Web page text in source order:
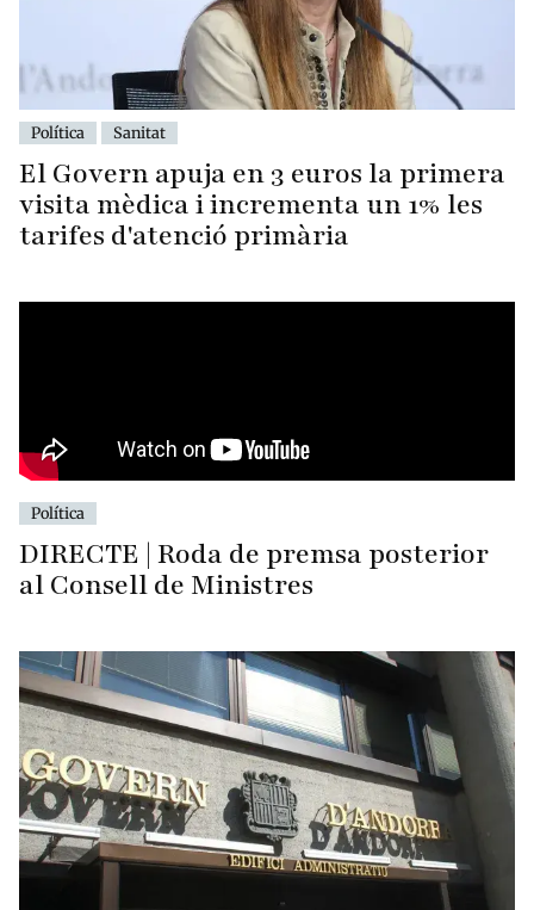
Política Sanitat
El Govern apuja en 3 euros la primera
visita mèdica i incrementa un 1% les
tarifes d'atenció primària
Política
DIRECTE | Roda de premsa posterior
al Consell de Ministres